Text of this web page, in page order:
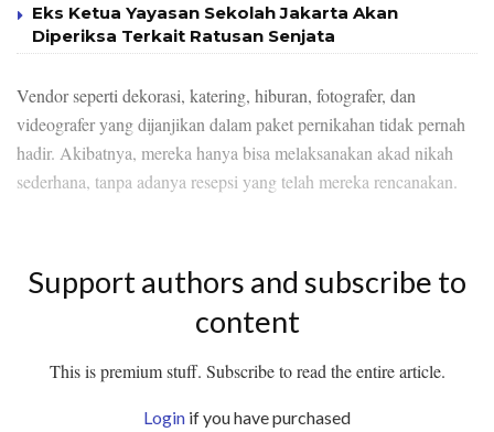
Eks Ketua Yayasan Sekolah Jakarta Akan
Diperiksa Terkait Ratusan Senjata
Vendor seperti dekorasi, katering, hiburan, fotografer, dan
videografer yang dijanjikan dalam paket pernikahan tidak pernah
hadir. Akibatnya, mereka hanya bisa melaksanakan akad nikah
sederhana, tanpa adanya resepsi yang telah mereka rencanakan.
Support authors and subscribe to
content
This is premium stuff. Subscribe to read the entire article.
Login if you have purchased